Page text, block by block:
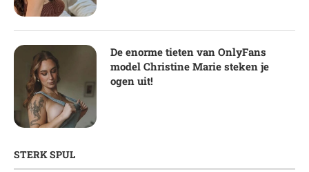
De enorme tieten van OnlyFans
model Christine Marie steken je
ogen uit!
STERK SPUL